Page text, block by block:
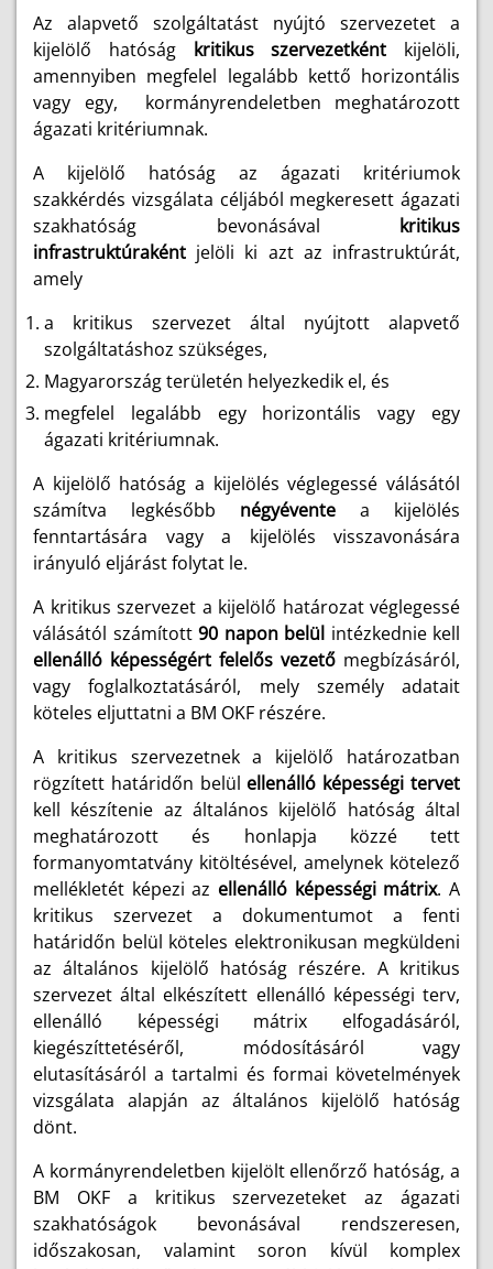
Az alapvető szolgáltatást nyújtó szervezetet a
kijelölő hatóság kritikus szervezetként kijelöli,
amennyiben megfelel legalább kettő horizontális
vagy egy, kormányrendeletben meghatározott
ágazati kritériumnak.
A kijelölő hatóság az ágazati kritériumok
szakkérdés vizsgálata céljából megkeresett ágazati
szakhatóság bevonásával kritikus
infrastruktúraként jelöli ki azt az infrastruktúrát,
amely
a kritikus szervezet által nyújtott alapvető
szolgáltatáshoz szükséges,
Magyarország területén helyezkedik el, és
megfelel legalább egy horizontális vagy egy
ágazati kritériumnak.
A kijelölő hatóság a kijelölés véglegessé válásától
számítva legkésőbb négyévente a kijelölés
fenntartására vagy a kijelölés visszavonására
irányuló eljárást folytat le.
A kritikus szervezet a kijelölő határozat véglegessé
válásától számított 90 napon belül intézkednie kell
ellenálló képességért felelős vezető megbízásáról,
vagy foglalkoztatásáról, mely személy adatait
köteles eljuttatni a BM OKF részére.
A kritikus szervezetnek a kijelölő határozatban
rögzített határidőn belül ellenálló képességi tervet
kell készítenie az általános kijelölő hatóság által
meghatározott és honlapja közzé tett
formanyomtatvány kitöltésével, amelynek kötelező
mellékletét képezi az ellenálló képességi mátrix. A
kritikus szervezet a dokumentumot a fenti
határidőn belül köteles elektronikusan megküldeni
az általános kijelölő hatóság részére. A kritikus
szervezet által elkészített ellenálló képességi terv,
ellenálló képességi mátrix elfogadásáról,
kiegészíttetéséről, módosításáról vagy
elutasításáról a tartalmi és formai követelmények
vizsgálata alapján az általános kijelölő hatóság
dönt.
A kormányrendeletben kijelölt ellenőrző hatóság, a
BM OKF a kritikus szervezeteket az ágazati
szakhatóságok bevonásával rendszeresen,
időszakosan, valamint soron kívül komplex